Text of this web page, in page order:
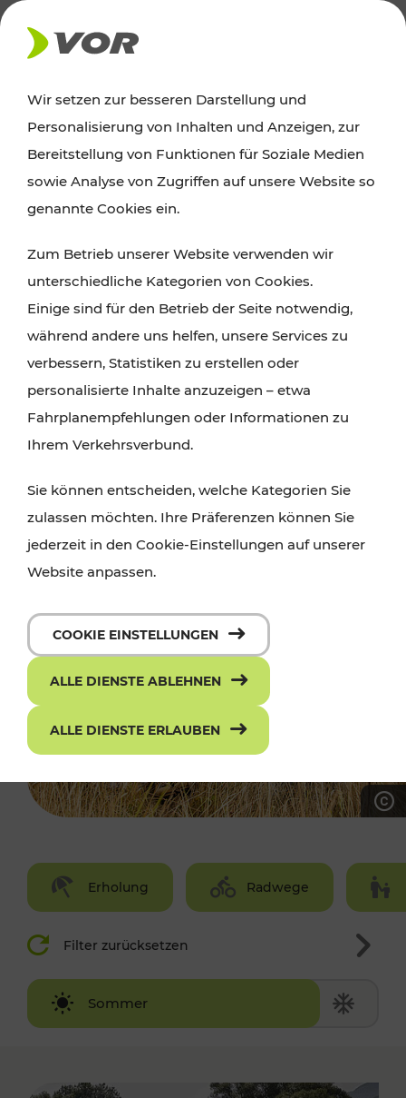
AKTUELLES
Ausflugstipps
Wien, Niederösterreich und das Burgenland
Wanderungen, Kultur und Gastronomie,
Radtouren oder purer Naturgenuss – viele
Attraktionen sind mit den Ticket- und Fahrplan-
Angeboten des VOR gut und schnell erreichbar.
Erholung Radwege
Filter zurücksetzen
Sommer
Winter
Wir setzen zur besseren Darstellung und
Personalisierung von Inhalten und Anzeigen, zur
Bereitstellung von Funktionen für Soziale Medien
sowie Analyse von Zugriffen auf unsere Website so
genannte Cookies ein.
Zum Betrieb unserer Website verwenden wir
unterschiedliche Kategorien von Cookies.
Einige sind für den Betrieb der Seite notwendig,
während andere uns helfen, unsere Services zu
verbessern, Statistiken zu erstellen oder
personalisierte Inhalte anzuzeigen – etwa
Fahrplanempfehlungen oder Informationen zu
Ihrem Verkehrsverbund.
Sie können entscheiden, welche Kategorien Sie
zulassen möchten. Ihre Präferenzen können Sie
jederzeit in den Cookie-Einstellungen auf unserer
Website anpassen.
COOKIE EINSTELLUNGEN
ALLE DIENSTE ABLEHNEN
ALLE DIENSTE ERLAUBEN